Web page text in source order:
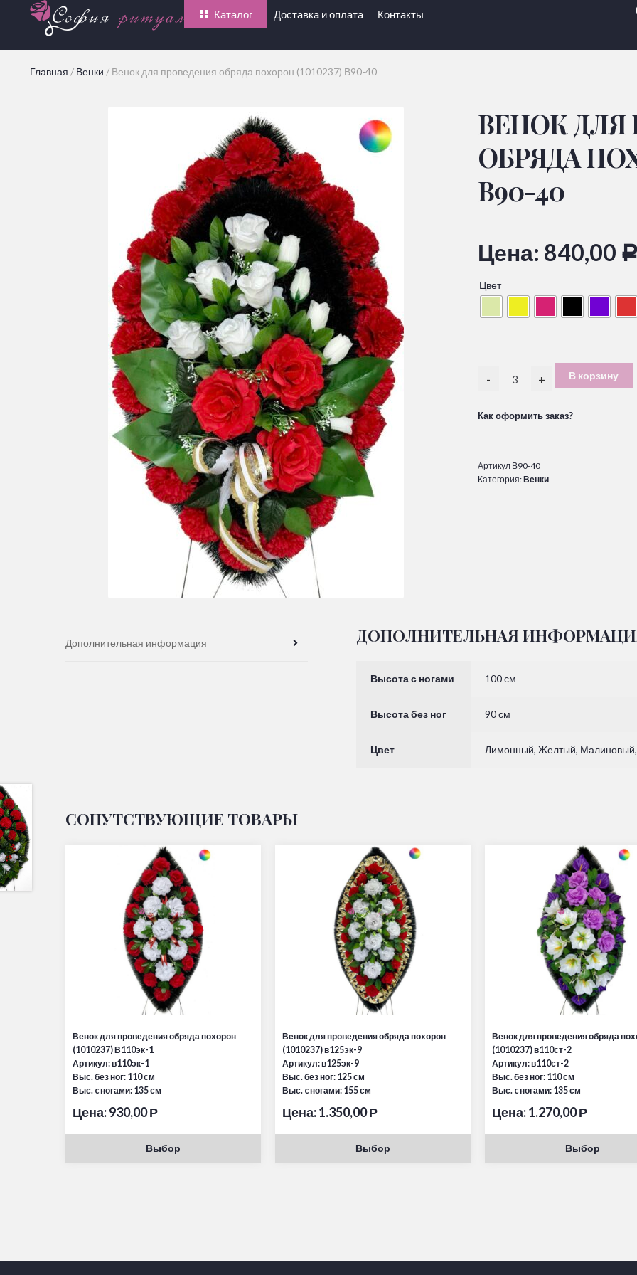
Каталог Доставка и оплата Контакты
Главная / Венки / Венок для проведения обряда похорон (1010237) В90-40
ВЕНОК ДЛЯ
ОБРЯДА
В90-40
Цена: 840,00 Р
Цвет
- + В корзину
Как оформить заказ?
Артикул В90-40
Категория:Венки
Дополнительная информация ДОПОЛНИТЕЛЬНАЯ
Высота с ногами 100 см
Высота без ног 90 см
Цвет Лимонный, Желтый,
СОПУТСТВУЮЩИЕ ТОВАРЫ
Венок для проведения обряда похорон
(1010237) В110эк-1
Артикул: в110эк-1
Выс. без ног: 110 см
Выс. c ногами: 135 см
Цена:930,00Р
Выбор
Венок для проведения обряда похорон
(1010237) в125эк-9
Артикул: в125эк-9
Выс. без ног: 125 см
Выс. c ногами: 155 см
Цена:1.350,00Р
Выбор
Венок для проведения обряда
(1010237) в110ст-2
Артикул: в110ст-2
Выс. без ног: 110 см
Выс. c ногами: 135 см
Цена:1.270,00Р
Выбор